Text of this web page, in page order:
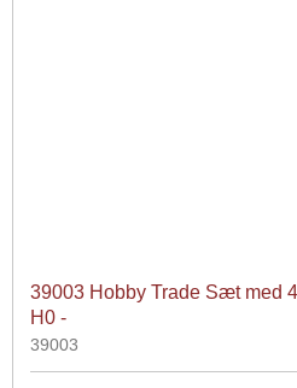
39003 Hobby Trade Sæt med
H0 -
39003